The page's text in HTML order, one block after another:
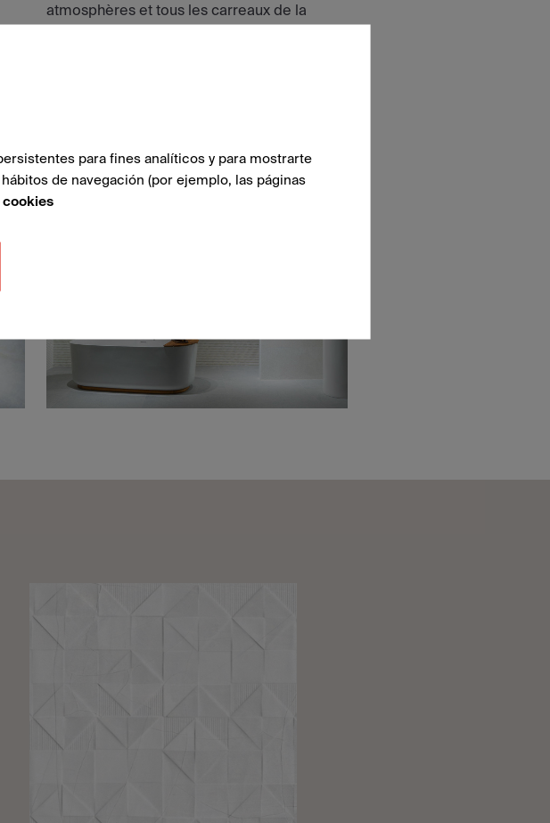
atmosphères et tous les carreaux de la
para fines analíticos y para mostrarte
de navegación (por ejemplo, las páginas